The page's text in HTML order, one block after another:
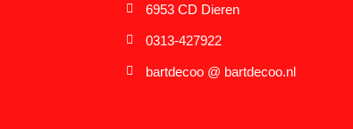
6953 CD Dieren
0313-427922
bartdecoo @ bartdecoo.nl